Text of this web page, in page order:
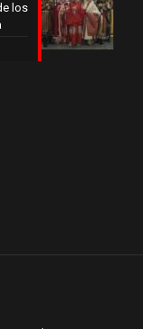
los